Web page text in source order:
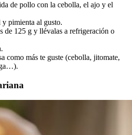
de pollo con la cebolla, el ajo y el
pimienta al gusto.
de 125 g y llévalas a refrigeración o
como más te guste (cebolla, jitomate,